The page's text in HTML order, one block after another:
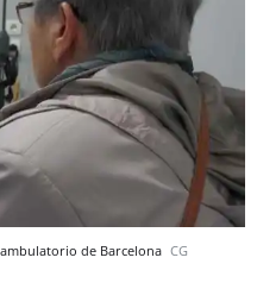
de Barcelona CG